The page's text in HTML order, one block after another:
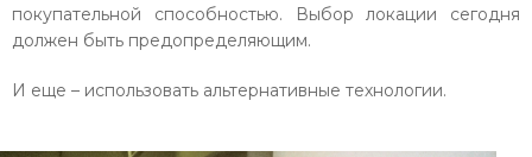
покупательной способностью. Выбор локации сегодня
должен быть предопределяющим.
И еще – использовать альтернативные технологии.